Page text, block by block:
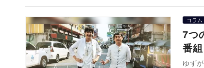
コラム
7つ
番
ゆず